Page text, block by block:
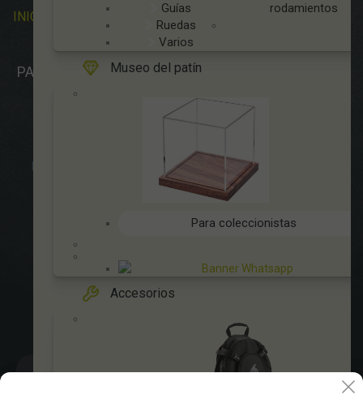
Guías
Ruedas
Varios
rodamientos
Museo del patín
Para coleccionistas
Accesorios
INICIO NOVEDADES
CLUBS Y ASOCIACIONES
SITUACIÓN Y HORARIO
PATINES LONGBOARD SKATEBOARD
PROTECCIONES
ACCESORIOS
VARIOS
MÉTODOS DE PAGO, DEVOLUCIONES Y DATOS DE INTERÉS
POLÍTICA DE COOKIES